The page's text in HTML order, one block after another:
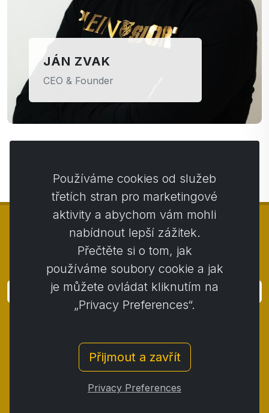
JÁN ZVAK
CEO & Founder
© Copyright 2014 - 2026 Activstar
Kontakt / Obchodní podmínky
Ochrana osobních údajů
/ Reklamační řád
Reklamační protokol / Odstoupení od smlouvy
Cookies
Používáme cookies od služeb
třetích stran pro marketingové
aktivity a abychom vám mohli
nabídnout lepší zážitek.
Přečtěte si o tom, jak
používáme soubory cookie a jak
je můžete ovládat kliknutím na
„Privacy Preferences“.
Přijmout a zavřít
Privacy Preferences